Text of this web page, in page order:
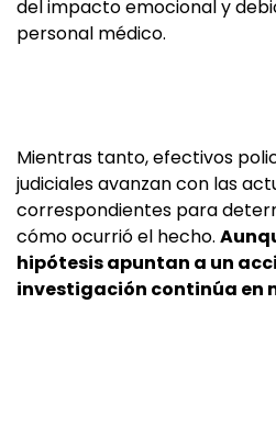
del impacto emocional y
personal médico.
Mientras tanto, efectivos
judiciales avanzan con las
correspondientes para
cómo ocurrió el hecho.
hipótesis apuntan a un
investigación continúa en